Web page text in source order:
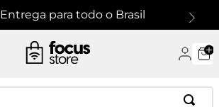
Entrega para todo o Brasil